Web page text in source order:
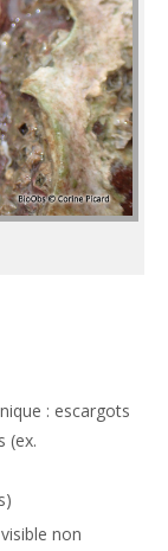
: escargots
(ex.
non